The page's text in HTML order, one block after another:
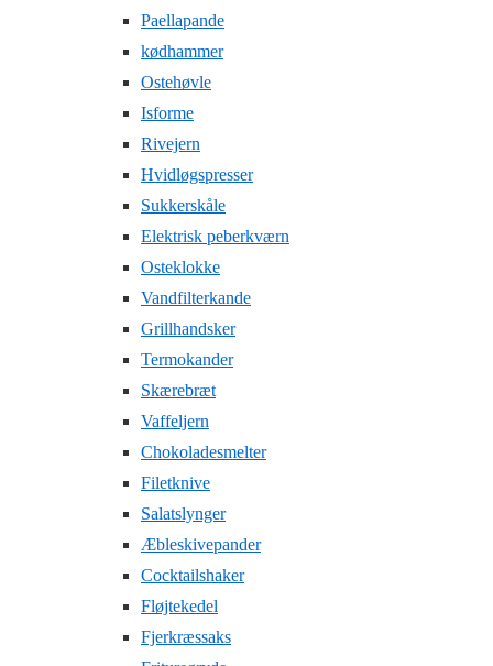
Paellapande
kødhammer
Ostehøvle
Isforme
Rivejern
Hvidløgspresser
Sukkerskåle
Elektrisk peberkværn
Osteklokke
Vandfilterkande
Grillhandsker
Termokander
Skærebræt
Vaffeljern
Chokoladesmelter
Filetknive
Salatslynger
Æbleskivepander
Cocktailshaker
Fløjtekedel
Fjerkræssaks